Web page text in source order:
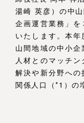
湯崎 英彦）の中
企画運営業務」
いたします。本
山間地域の中小
人材とのマッチ
解決や新分野への
関係人口（*1）の